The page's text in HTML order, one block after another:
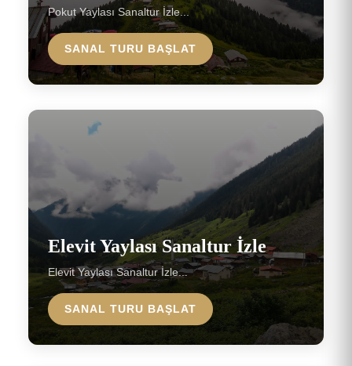
Pokut Yaylası Sanaltur İzle...
SANAL TURU BAŞLAT
Elevit Yaylası Sanaltur İzle
Elevit Yaylası Sanaltur İzle...
SANAL TURU BAŞLAT